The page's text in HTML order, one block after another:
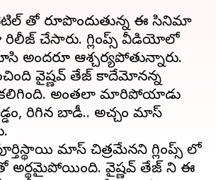
తో రూపొందుతున్న ఈ సినిమా
రిలీజ్ చేసారు. గ్లింప్స్ వీడియోలో
అందరూ ఆశ్చర్యపోతున్నారు.
వైష్ణవ్ తేజ్ కాదేమోనన్న
అంతలా మారిపోయాడు
పెరిగిన బాడీ.. అచ్చం మాస్
మాస్ చిత్రమేనని గ్లింప్స్ లో
అర్థమైపోయింది. వైష్ణవ్ తేజ్ ని ఈ